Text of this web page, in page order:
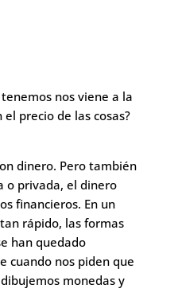
nos viene a la
precio de las cosas?
dinero. Pero también
o privada, el dinero
financieros. En un
rápido, las formas
han quedado
cuando nos piden que
monedas y